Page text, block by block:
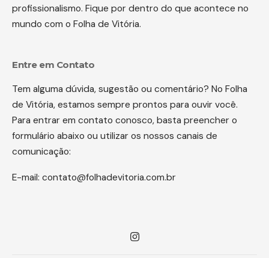
profissionalismo. Fique por dentro do que acontece no
mundo com o Folha de Vitória.
Entre em Contato
Tem alguma dúvida, sugestão ou comentário? No Folha
de Vitória, estamos sempre prontos para ouvir você.
Para entrar em contato conosco, basta preencher o
formulário abaixo ou utilizar os nossos canais de
comunicação:
E-mail: contato@folhadevitoria.com.br